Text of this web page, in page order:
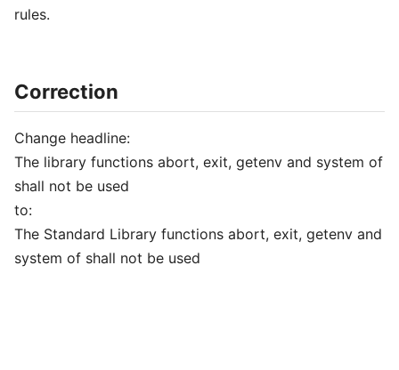
rules.
Correction
Change headline:
The library functions abort, exit, getenv and system of
shall not be used
to:
The Standard Library functions abort, exit, getenv and
system of shall not be used